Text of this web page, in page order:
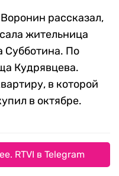
рассказал,
жительница
Субботина. По
Кудрявцева.
в которой
в октябре.
RTVI в Telegram